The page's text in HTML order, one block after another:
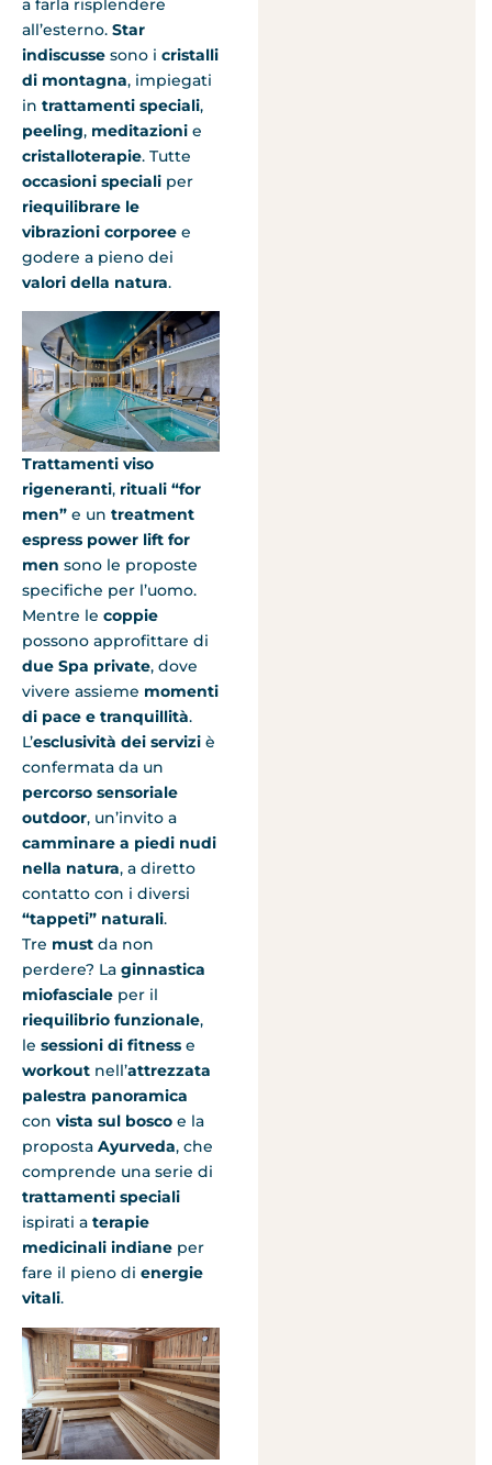
a farla risplendere
all’esterno. Star
indiscusse sono i cristalli
di montagna, impiegati
in trattamenti speciali,
peeling, meditazioni e
cristalloterapie. Tutte
occasioni speciali per
riequilibrare le
vibrazioni corporee e
godere a pieno dei
valori della natura.
Trattamenti viso
rigeneranti, rituali “for
men” e un treatment
espress power lift for
men sono le proposte
specifiche per l’uomo.
Mentre le coppie
possono approfittare di
due Spa private, dove
vivere assieme momenti
di pace e tranquillità.
L’esclusività dei servizi è
confermata da un
percorso sensoriale
outdoor, un’invito a
camminare a piedi nudi
nella natura, a diretto
contatto con i diversi
“tappeti” naturali.
Tre must da non
perdere? La ginnastica
miofasciale per il
riequilibrio funzionale,
le sessioni di fitness e
workout nell’attrezzata
palestra panoramica
con vista sul bosco e la
proposta Ayurveda, che
comprende una serie di
trattamenti speciali
ispirati a terapie
medicinali indiane per
fare il pieno di energie
vitali.